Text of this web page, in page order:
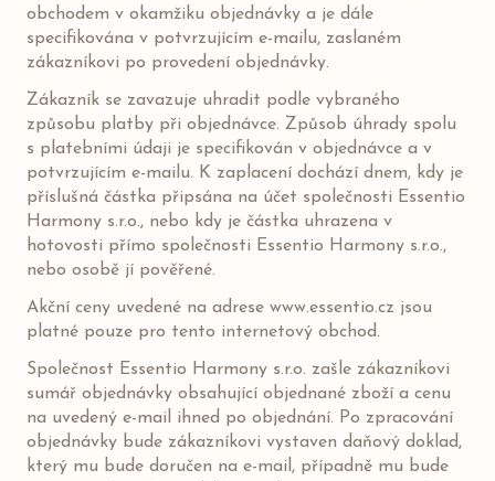
obchodem v okamžiku objednávky a je dále
specifikována v potvrzujícím e-mailu, zaslaném
zákazníkovi po provedení objednávky.
Zákazník se zavazuje uhradit podle vybraného
způsobu platby při objednávce. Způsob úhrady spolu
s platebními údaji je specifikován v objednávce a v
potvrzujícím e-mailu. K zaplacení dochází dnem, kdy je
příslušná částka připsána na účet společnosti Essentio
Harmony s.r.o., nebo kdy je částka uhrazena v
hotovosti přímo společnosti Essentio Harmony s.r.o.,
nebo osobě jí pověřené.
Akční ceny uvedené na adrese www.essentio.cz jsou
platné pouze pro tento internetový obchod.
Společnost Essentio Harmony s.r.o. zašle zákazníkovi
sumář objednávky obsahující objednané zboží a cenu
na uvedený e-mail ihned po objednání. Po zpracování
objednávky bude zákazníkovi vystaven daňový doklad,
který mu bude doručen na e-mail, případně mu bude